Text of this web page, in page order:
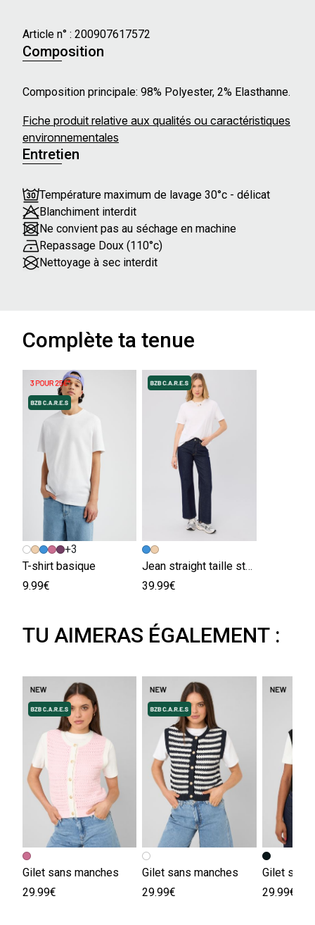
Article n° : 200907617572
Composition
Composition principale: 98% Polyester, 2% Elasthanne.
Fiche produit relative aux qualités ou caractéristiques
environnementales
Entretien
Température maximum de lavage 30°c - délicat
Blanchiment interdit
Ne convient pas au séchage en machine
Repassage Doux (110°c)
Nettoyage à sec interdit
Complète ta tenue
+3
T-shirt basique
9.99€
Jean straight taille standard
39.99€
TU AIMERAS ÉGALEMENT :
Gilet sans manches
29.99€
Gilet sans manches
29.99€
Gilet sans
29.99€